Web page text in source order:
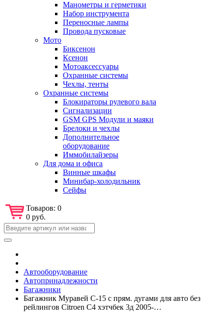
Манометры и герметики
Набор инструмента
Переносные лампы
Провода пусковые
Мото
Биксенон
Ксенон
Мотоаксессуары
Охранные системы
Чехлы, тенты
Охранные системы
Блокираторы рулевого вала
Сигнализации
GSM GPS Модули и маяки
Брелоки и чехлы
Дополнительное
оборудование
Иммобилайзеры
Для дома и офиса
Винные шкафы
Минибар-холодильник
Сейфы
Товаров: 0
0 руб.
Автооборудование
Автопринадлежности
Багажники
Багажник Муравей С-15 с прям. дугами для авто без
рейлингов Citroen С4 хэтчбек 3д 2005-…